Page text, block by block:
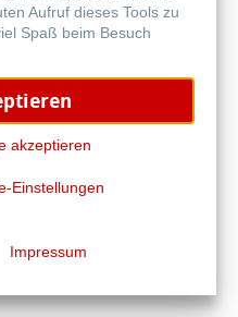
Aufruf dieses Tools zu
Spaß beim Besuch
akzeptieren
Einstellungen
Impressum